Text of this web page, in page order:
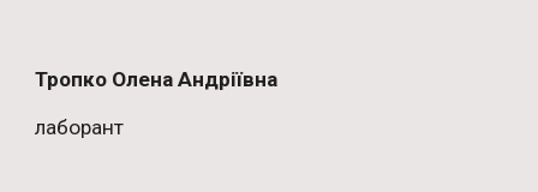
Тропко Олена Андріївна
лаборант